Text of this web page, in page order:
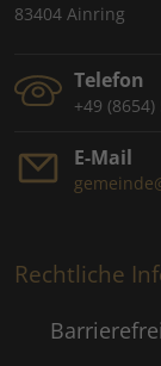
83404 Ainring
Telefon
+49 (8654)
E-Mail
Rechtliche